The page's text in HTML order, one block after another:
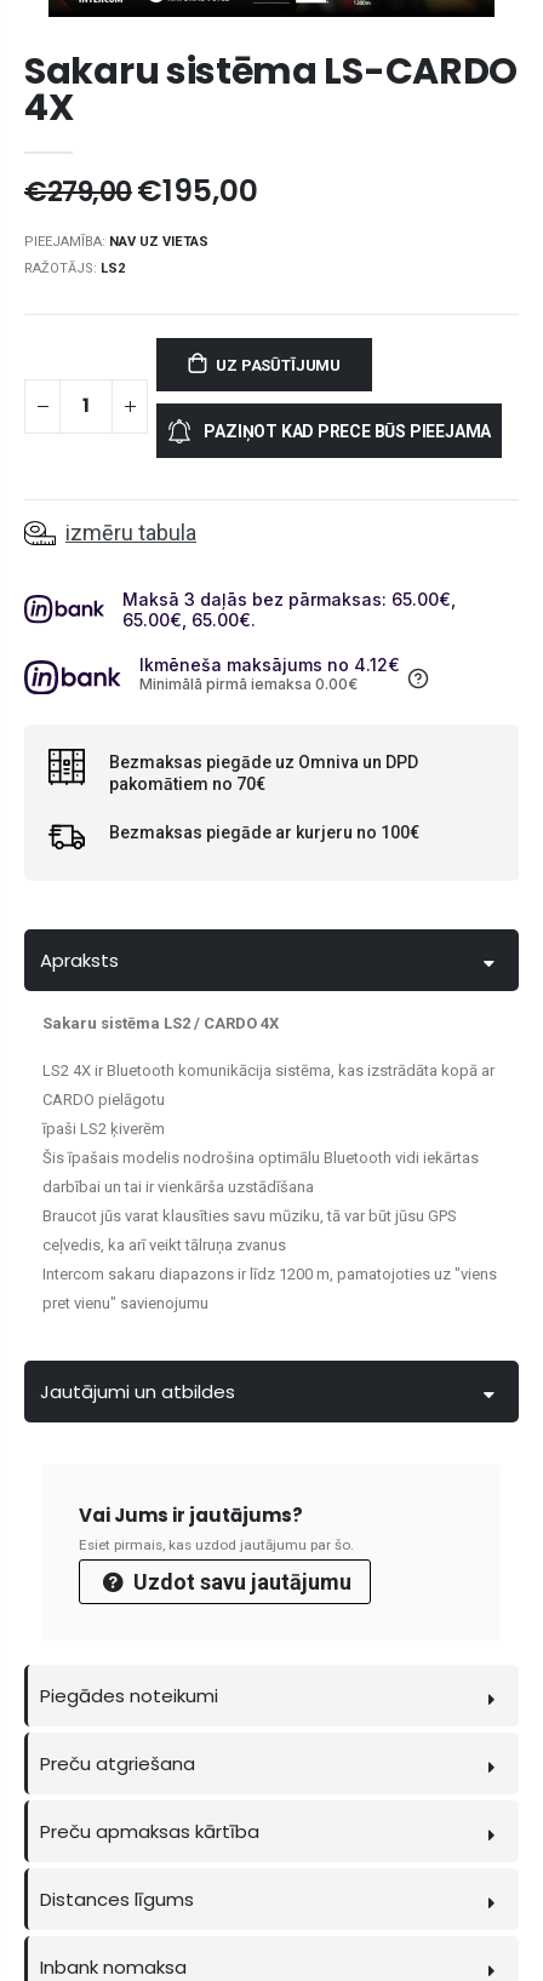
Sakaru sistēma LS-CARDO
4X
€279,00€195,00
PIEEJAMĪBA: NAV UZ VIETAS
RAŽOTĀJS: LS2
UZ PASŪTĪJUMU
PAZIŅOT KAD PRECE BŪS PIEEJAMA
izmēru tabula
Maksā 3 daļās bez pārmaksas: 65.00€
65.00€ , 65.00€.
Ikmēneša maksājums no 4.12€
Minimālā pirmā iemaksa 0.00€
Bezmaksas piegāde uz Omniva un DPD
pakomātiem no 70€
Bezmaksas piegāde ar kurjeru no 100€
Apraksts
Sakaru sistēma LS2 / CARDO 4X
LS2 4X ir Bluetooth komunikācija sistēma, kas izstrādāta kopā ar
CARDO pielāgotu
īpaši LS2 ķiverēm
Šis īpašais modelis nodrošina optimālu Bluetooth vidi iekārtas
darbībai un tai ir vienkārša uzstādīšana
Braucot jūs varat klausīties savu mūziku, tā var būt jūsu GPS
ceļvedis, ka arī veikt tālruņa zvanus
Intercom sakaru diapazons ir līdz 1200 m, pamatojoties uz "viens
pret vienu" savienojumu
Jautājumi un atbildes
Vai Jums ir jautājums?
Esiet pirmais, kas uzdod jautājumu par šo.
Uzdot savu jautājumu
Piegādes noteikumi
Preču atgriešana
Preču apmaksas kārtība
Distances līgums
Inbank nomaksa